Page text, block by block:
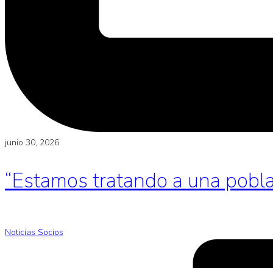
junio 30, 2026
“Estamos tratando a una
Noticias Socios